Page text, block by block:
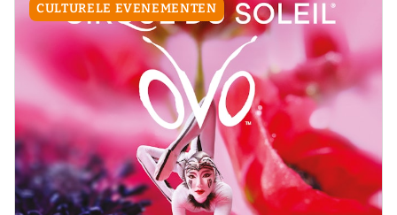
CULTURELE EVENEMENTEN